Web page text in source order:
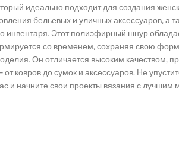
идеально подходит для создания
бельевых и уличных аксессуаров,
инвентаря. Этот полиэфирный шнур
со временем, сохраняя свою
Он отличается высоким качеством,
ковров до сумок и аксессуаров. Не
и начните свои проекты вязания с